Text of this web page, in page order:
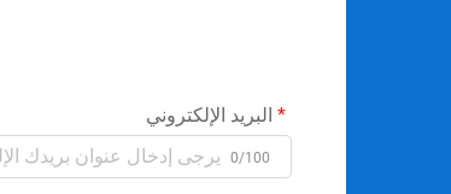
البريد الإلكتروني
0/100